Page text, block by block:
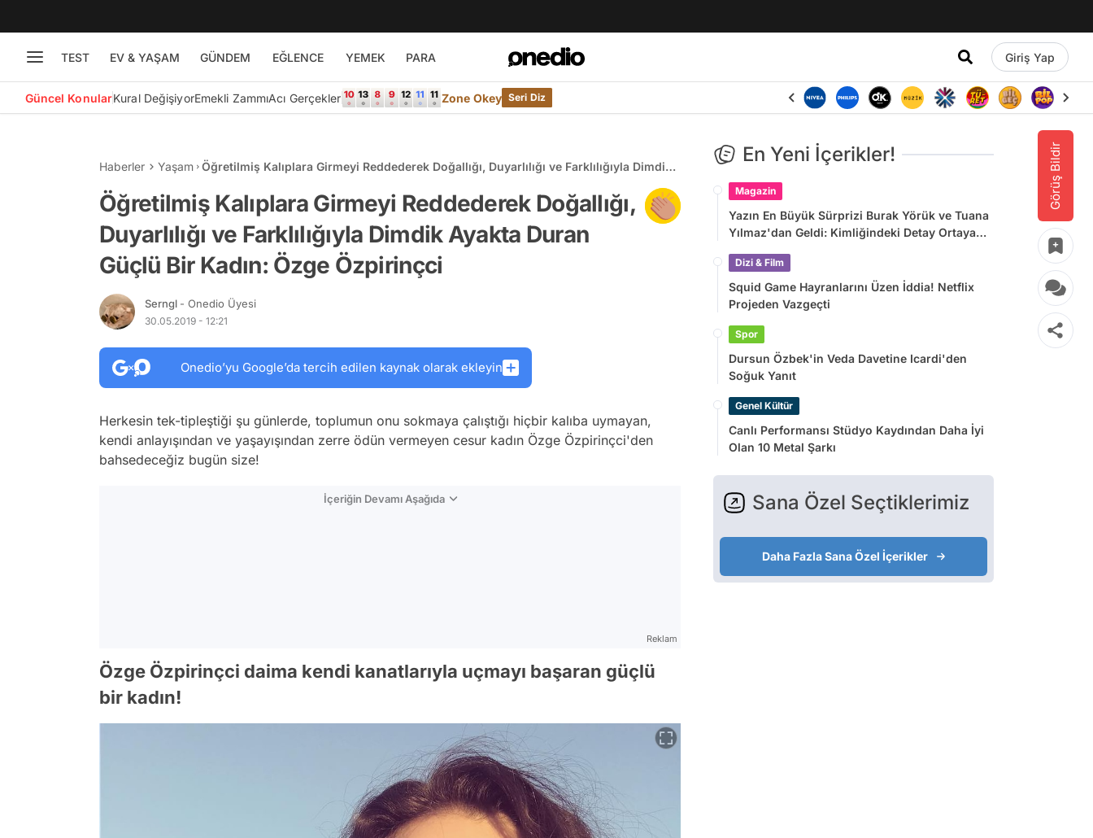
TEST EV & YAŞAM GÜNDEM EĞLENCE YEMEK PARA Giriş Yap
Güncel KonularKural DeğişiyorEmekli ZammıAcı Gerçekler Zone Okey Seri Diz
Görüş Bildir
Haberler Yaşam
Öğretilmiş Kalıplara Girmeyi Reddederek Doğallığı, Duyarlılığı ve Farklılığıyla Dimdik
Öğretilmiş Kalıplara Girmeyi Reddederek Doğallığı,
Duyarlılığı ve Farklılığıyla Dimdik Ayakta Duran
Güçlü Bir Kadın: Özge Özpirinçci
Serngl - Onedio Üyesi
30.05.2019 - 12:21
Onedio’yu Google’da tercih edilen kaynak olarak ekleyin
Herkesin tek-tipleştiği şu günlerde, toplumun onu sokmaya çalıştığı hiçbir kalıba uymayan,
kendi anlayışından ve yaşayışından zerre ödün vermeyen cesur kadın Özge Özpirinçci'den
bahsedeceğiz bugün size!
İçeriğin Devamı Aşağıda
Reklam
Özge Özpirinçci daima kendi kanatlarıyla uçmayı başaran güçlü
bir kadın!
En Yeni İçerikler!
Magazin
Yazın En Büyük Sürprizi Burak Yörük ve Tuana
Yılmaz'dan Geldi: Kimliğindeki Detay Ortaya
Dizi & Film
Squid Game Hayranlarını Üzen İddia! Netflix
Projeden Vazgeçti
Spor
Dursun Özbek'in Veda Davetine Icardi'den
Soğuk Yanıt
Genel Kültür
Canlı Performansı Stüdyo Kaydından Daha İyi
Olan 10 Metal Şarkı
Sana Özel Seçtiklerimiz
Daha Fazla Sana Özel İçerikler